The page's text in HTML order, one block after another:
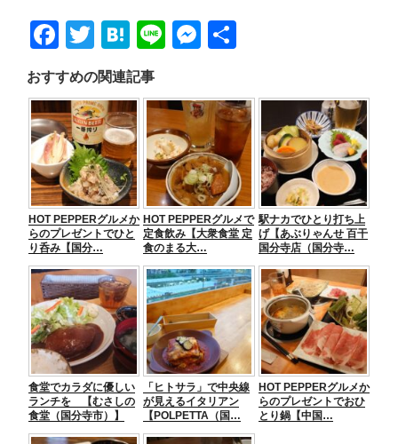
F
a
c
e
b
o
o
k
T
wi
tt
er
H
at
e
n
a
Li
e
M
ss
e
n
g
er
おすすめの関連記事
HOT PEPPERグルメか
らのプレゼントでひと
り呑み【国分…
HOT PEPPERグルメで
定食飲み【大衆食堂 定
食のまる大…
駅ナカでひとり打ち上
げ【あぶりゃんせ 百干
国分寺店（国分寺…
食堂でカラダに優しい
ランチを 【むさしの
食堂（国分寺市）】
「ヒトサラ」で中央線
が見えるイタリアン
【POLPETTA（国…
HOT PEPPERグルメか
らのプレゼントでおひ
とり鍋【中国…